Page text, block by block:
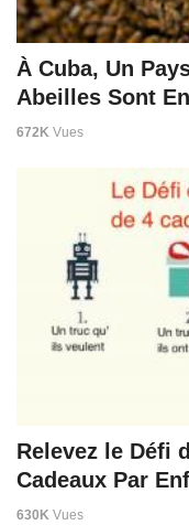
À Cuba, Un
Abeilles Sont
672K Vues
Relevez le Défi
Cadeaux Par
630K Vues